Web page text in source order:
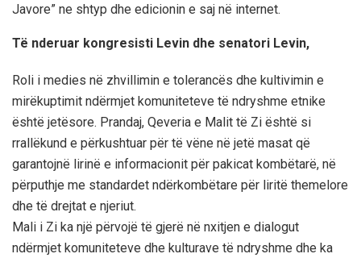
Javore” ne shtyp dhe edicionin e saj në internet.
Të nderuar kongresisti Levin dhe senatori Levin,
Roli i medies në zhvillimin e tolerancës dhe kultivimin e
mirëkuptimit ndërmjet komuniteteve të ndryshme etnike
është jetësore. Prandaj, Qeveria e Malit të Zi është si
rrallëkund e përkushtuar për të vëne në jetë masat që
garantojnë lirinë e informacionit për pakicat kombëtarë, në
përputhje me standardet ndërkombëtare për liritë themelore
dhe të drejtat e njeriut.
Mali i Zi ka një përvojë të gjerë në nxitjen e dialogut
ndërmjet komuniteteve dhe kulturave të ndryshme dhe ka